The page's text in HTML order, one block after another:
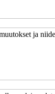
ja